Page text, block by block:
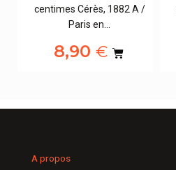
centimes Cérès, 1882 A /
Paris en…
8,90 €
A propos